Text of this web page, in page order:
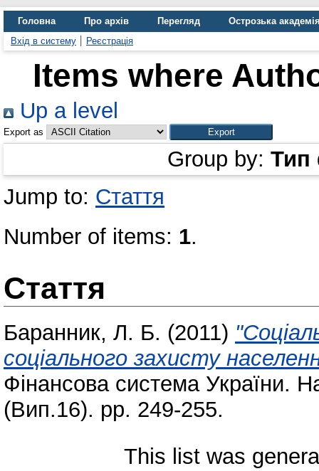
Головна Про архів Перегляд
Острозька
Вхід в систему
Реєстрація
Items where
Up a level
Export as
Group by: Тип
Jump to: Стаття
Number of items: 1.
Стаття
Баранник, Л. Б. (2011)
соціального захисту
Фінансова система України.
(Вип.16). pp. 249-255.
This list was